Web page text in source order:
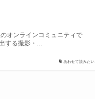
あわせて読みたい
オンラインコミュニティで
する撮影・...